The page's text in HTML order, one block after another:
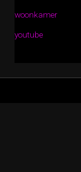
woonkamer
youtube